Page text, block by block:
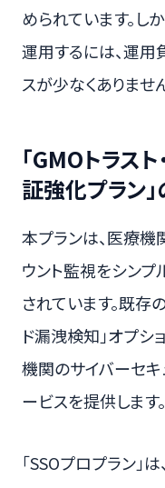
められています。し
運用するには、運
スが少なくありませ
「GMOトラス
証強化プラン
本プランは、医療
ウント監視をシン
されています。既存
ド漏洩検知」オプシ
機関のサイバーセ
ービスを提供します。
「SSOプロプラン」